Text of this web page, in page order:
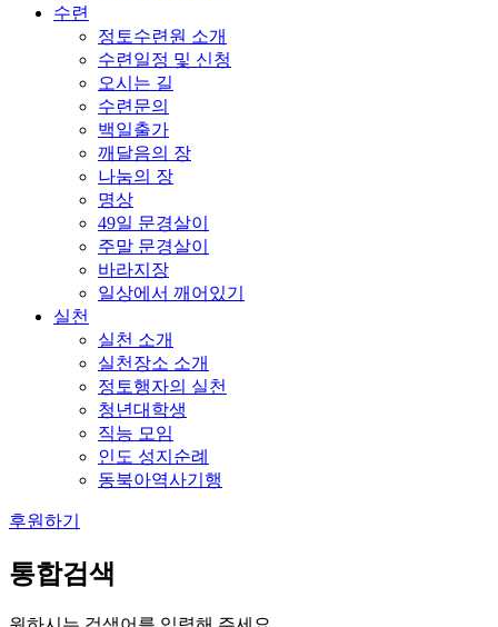
수련
정토수련원 소개
수련일정 및 신청
오시는 길
수련문의
백일출가
깨달음의 장
나눔의 장
명상
49일 문경살이
주말 문경살이
바라지장
일상에서 깨어있기
실천
실천 소개
실천장소 소개
정토행자의 실천
청년대학생
직능 모임
인도 성지순례
동북아역사기행
후원하기
통합검색